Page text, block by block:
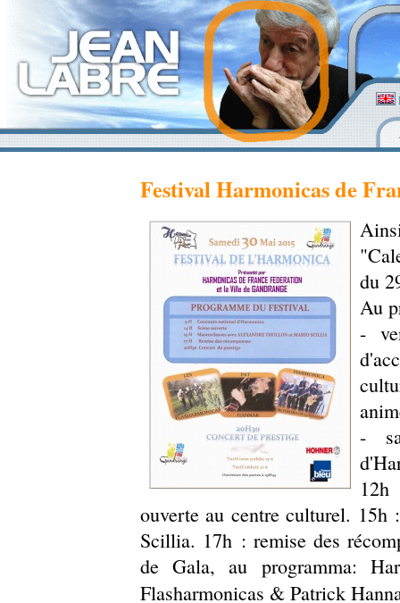
Festival Harmonicas de
du
Au
-
-
ouverte au centre culturel.
Scillia. 17h : remise des
de Gala, au programma:
Flasharmonicas & Patrick